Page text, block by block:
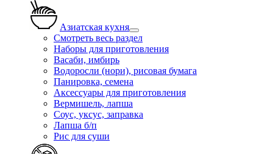
Азиатская кухня
Смотреть весь раздел
Наборы для приготовления
Васаби, имбирь
Водоросли (нори), рисовая бумага
Панировка, семена
Аксессуары для приготовления
Вермишель, лапша
Соус, уксус, заправка
Лапша б/п
Рис для суши